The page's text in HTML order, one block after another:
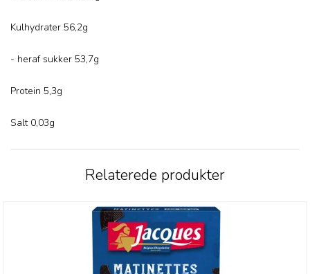
Kulhydrater 56,2g
- heraf sukker 53,7g
Protein 5,3g
Salt 0,03g
Relaterede produkter